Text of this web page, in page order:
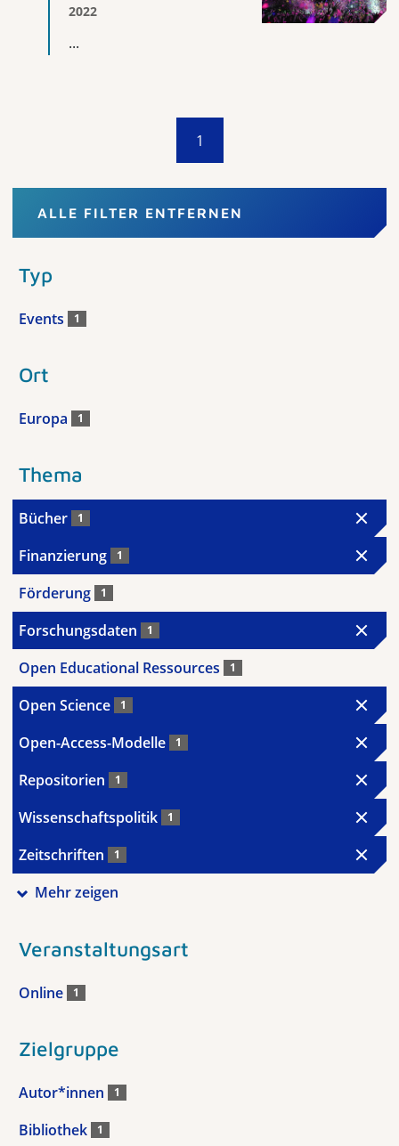
2022
...
1
ALLE FILTER ENTFERNEN
Typ
Events 1
Ort
Europa 1
Thema
Bücher 1
Finanzierung 1
Förderung 1
Forschungsdaten 1
Open Educational Ressources 1
Open Science 1
Open-Access-Modelle 1
Repositorien 1
Wissenschaftspolitik 1
Zeitschriften 1
Mehr zeigen
Veranstaltungsart
Online 1
Zielgruppe
Autor*innen 1
Bibliothek 1